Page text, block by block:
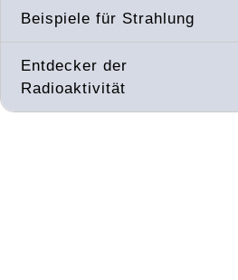
Beispiele für Strahlung
Entdecker der
Radioaktivität